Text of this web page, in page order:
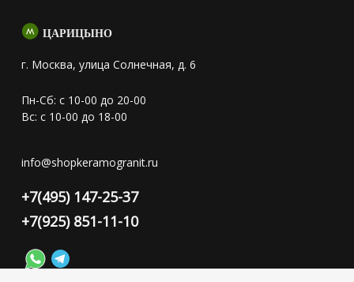
ЦАРИЦЫНО
г. Москва, улица Солнечная, д. 6
Пн-Сб: с 10-00 до 20-00
Вс: с 10-00 до 18-00
info@shopkeramogranit.ru
+7(495) 147-25-37
+7(925) 851-11-10